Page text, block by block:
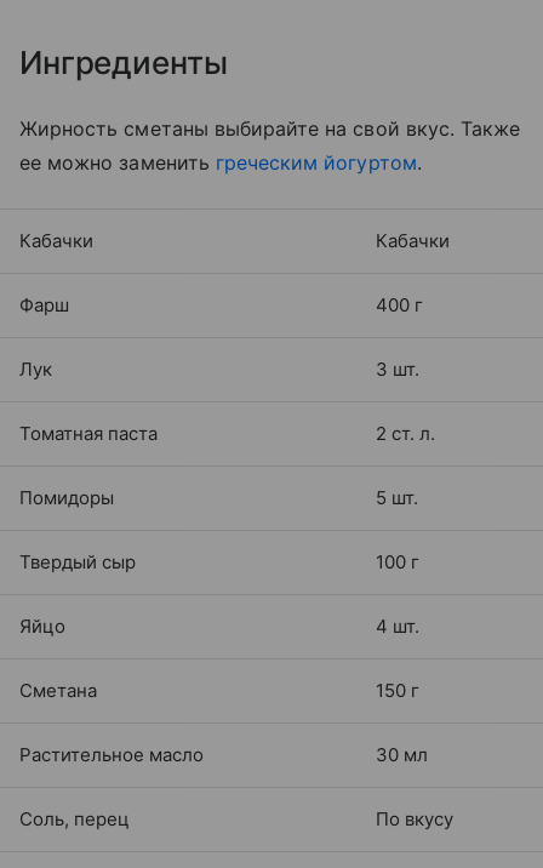
Ингредиенты
Жирность сметаны выбирайте на свой вкус. Также
ее можно заменить греческим йогуртом.
Кабачки Кабачки
Фарш 400 г
Лук 3 шт.
Томатная паста 2 ст. л.
Помидоры 5 шт.
Твердый сыр 100 г
Яйцо 4 шт.
Сметана 150 г
Растительное масло 30 мл
Соль, перец По вкусу